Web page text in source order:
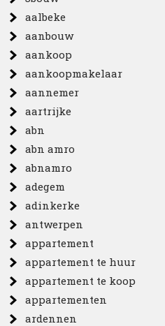
aalbeke
aanbouw
aankoop
aankoopmakelaar
aannemer
aartrijke
abn
abn amro
abnamro
adegem
adinkerke
antwerpen
appartement
appartement te huur
appartement te koop
appartementen
ardennen